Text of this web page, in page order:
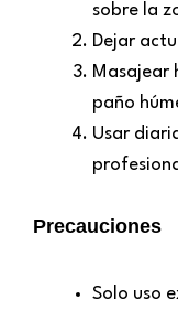
sobre la
Dejar
Masajear
paño
Usar
Precauciones
Solo uso